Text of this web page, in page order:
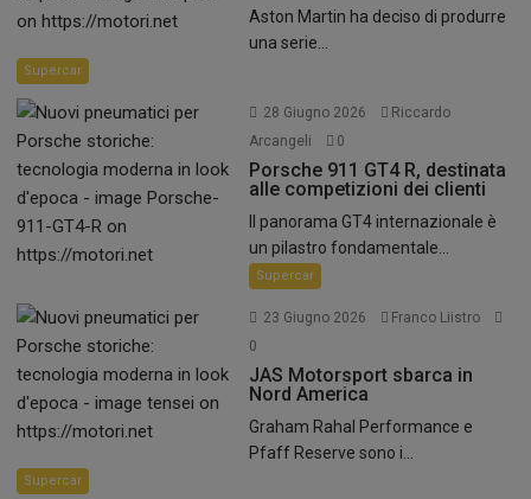
Aston Martin ha deciso di produrre
una serie...
Supercar
28 Giugno 2026
Riccardo
Arcangeli
0
Porsche 911 GT4 R, destinata
alle competizioni dei clienti
Il panorama GT4 internazionale è
un pilastro fondamentale...
Supercar
23 Giugno 2026
Franco Liistro
0
JAS Motorsport sbarca in
Nord America
Graham Rahal Performance e
Pfaff Reserve sono i...
Supercar